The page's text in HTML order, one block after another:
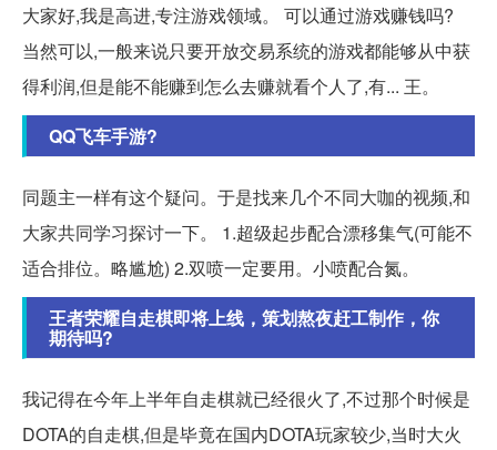
大家好,我是高进,专注游戏领域。 可以通过游戏赚钱吗?
当然可以,一般来说只要开放交易系统的游戏都能够从中获
得利润,但是能不能赚到怎么去赚就看个人了,有... 王。
QQ飞车手游?
同题主一样有这个疑问。于是找来几个不同大咖的视频,和
大家共同学习探讨一下。 1.超级起步配合漂移集气(可能不
适合排位。略尴尬) 2.双喷一定要用。小喷配合氮。
王者荣耀自走棋即将上线，策划熬夜赶工制作，你
期待吗?
我记得在今年上半年自走棋就已经很火了,不过那个时候是
DOTA的自走棋,但是毕竟在国内DOTA玩家较少,当时大火